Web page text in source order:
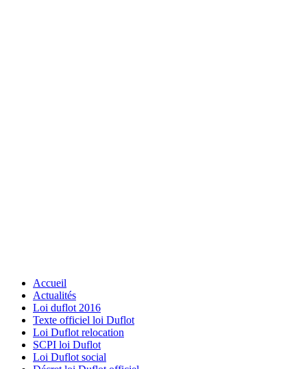
Accueil
Actualités
Loi duflot 2016
Texte officiel loi Duflot
Loi Duflot relocation
SCPI loi Duflot
Loi Duflot social